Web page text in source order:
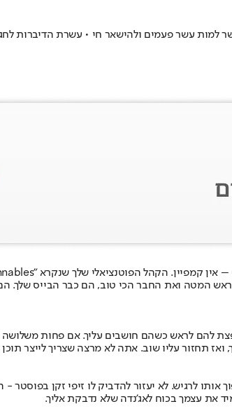
עשר פעמים ולהישאר חי • עשרת הדיברות
המטה ואת החבר הכי טוב, הם כבר הבייס שלך.
להם לראש כשהם חושבים עליך. אם פחות משלושה
תחזור עליו שוב. אתה לא מרצה שצריך לייצר
לרגיש. לא יעזור להדביק לו זיפי זקן בפוסטר -
את עצמך בכוח לאג'נדה שלא נדבקת אליך.